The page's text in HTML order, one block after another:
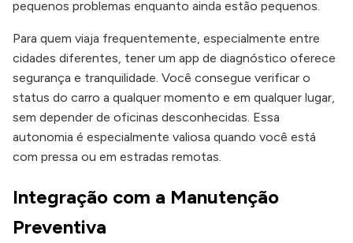
pequenos problemas enquanto ainda estão pequenos.
Para quem viaja frequentemente, especialmente entre
cidades diferentes, tener um app de diagnóstico oferece
segurança e tranquilidade. Você consegue verificar o
status do carro a qualquer momento e em qualquer lugar,
sem depender de oficinas desconhecidas. Essa
autonomia é especialmente valiosa quando você está
com pressa ou em estradas remotas.
Integração com a Manutenção
Preventiva